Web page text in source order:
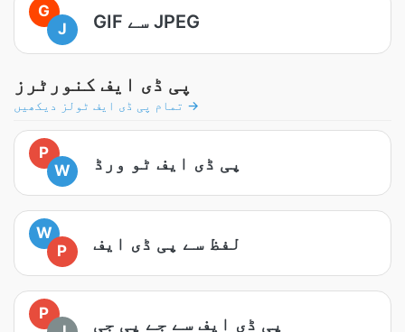
G
J
GIF سے JPEG
پی ڈی ایف کنورٹرز
تمام پی ڈی ایف ٹولز دیکھیں →
P
W
پی ڈی ایف ٹو ورڈ
W
P
لفظ سے پی ڈی ایف
P
پی ڈی ایف سے جے پی جی